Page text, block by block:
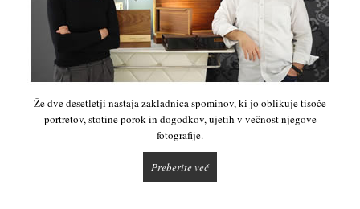
Že dve desetletji nastaja zakladnica spominov, ki jo oblikuje tisoče
portretov, stotine porok in dogodkov, ujetih v večnost njegove
fotografije.
Preberite več